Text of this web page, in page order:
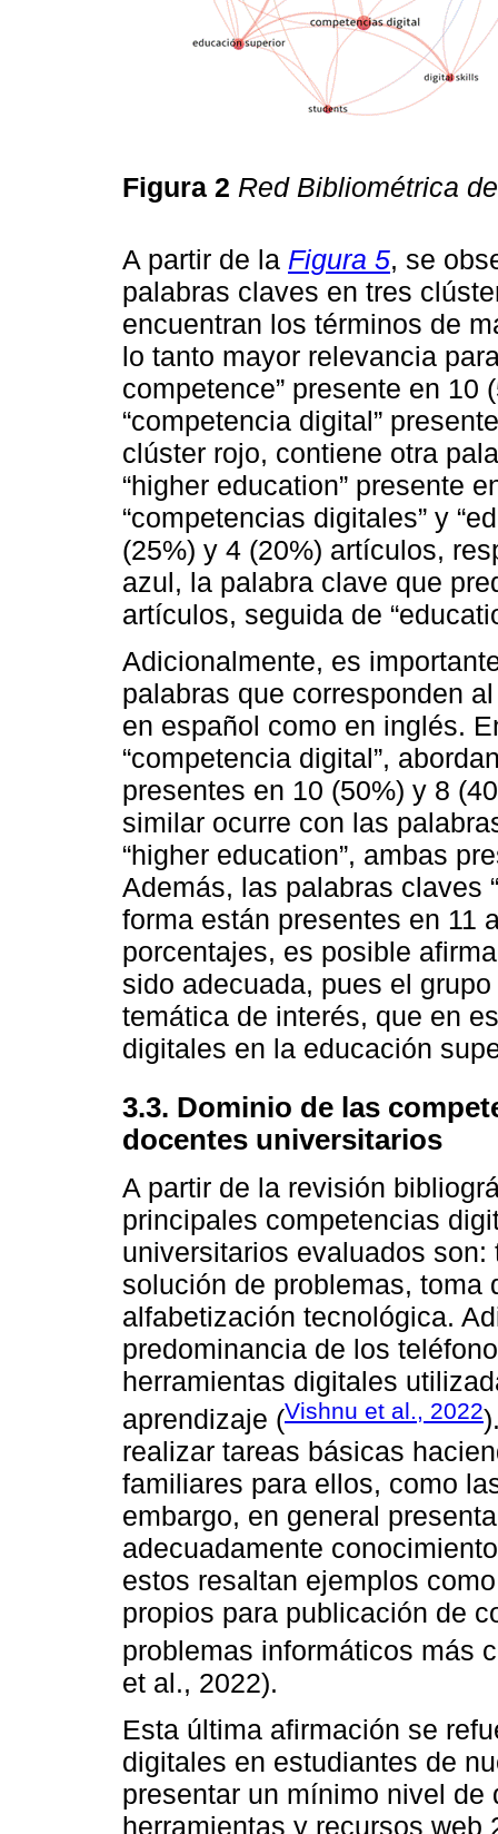
Figura 2 Red Bibliométrica
A partir de la Figura 5, se
palabras claves en tres
encuentran los términos de
lo tanto mayor relevancia
competence” presente en 10
“competencia digital”
clúster rojo, contiene otra
“higher education” presente
“competencias digitales” y
(25%) y 4 (20%) artículos,
azul, la palabra clave que
artículos, seguida de
Adicionalmente, es
palabras que corresponden
en español como en inglés.
“competencia digital”,
presentes en 10 (50%) y 8
similar ocurre con las
“higher education”, ambas
Además, las palabras claves
forma están presentes en 11
porcentajes, es posible
sido adecuada, pues el
temática de interés, que en
digitales en la educación
3.3. Dominio de las
docentes universitarios
A partir de la revisión
principales competencias
universitarios evaluados
solución de problemas,
alfabetización tecnológica.
predominancia de los
herramientas digitales
aprendizaje (Vishnu et al., 2022
realizar tareas básicas
familiares para ellos, como
embargo, en general
adecuadamente
estos resaltan ejemplos
propios para publicación de
problemas informáticos más
et al., 2022).
Esta última afirmación se
digitales en estudiantes de
presentar un mínimo nivel
herramientas y recursos